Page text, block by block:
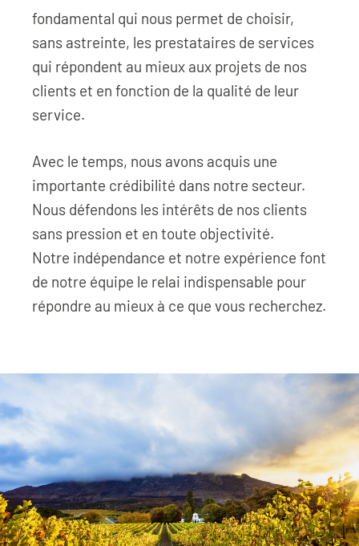
fondamental qui nous permet de choisir,
sans astreinte, les prestataires de services
qui répondent au mieux aux projets de nos
clients et en fonction de la qualité de leur
service.
Avec le temps, nous avons acquis une
importante crédibilité dans notre secteur.
Nous défendons les intérêts de nos clients
sans pression et en toute objectivité.
Notre indépendance et notre expérience font
de notre équipe le relai indispensable pour
répondre au mieux à ce que vous recherchez.